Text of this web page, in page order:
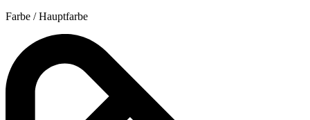
Farbe / Hauptfarbe